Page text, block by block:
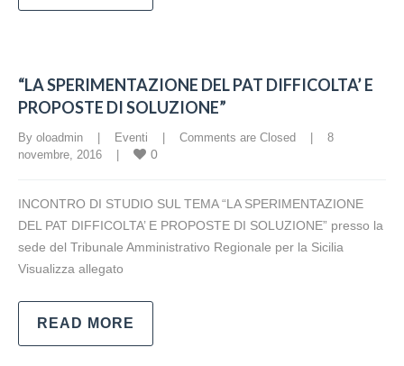
“LA SPERIMENTAZIONE DEL PAT DIFFICOLTA’ E
PROPOSTE DI SOLUZIONE”
By oloadmin    | Eventi Comments are Closed
    |    8
novembre, 2016    |
0
INCONTRO DI STUDIO SUL TEMA “LA SPERIMENTAZIONE
DEL PAT DIFFICOLTA’ E PROPOSTE DI SOLUZIONE” presso la
sede del Tribunale Amministrativo Regionale per la Sicilia
Visualizza allegato
READ MORE